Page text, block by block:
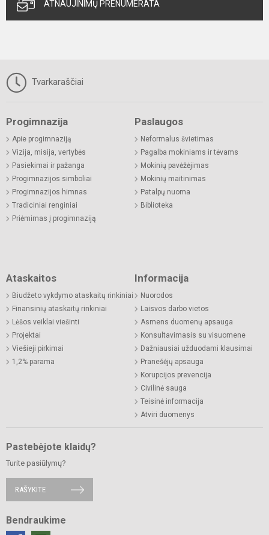
ATNAUJINIMŲ PRENUMERATA
Tvarkaraščiai
Progimnazija
Apie progimnaziją
Vizija, misija, vertybės
Pasiekimai ir pažanga
Progimnazijos simboliai
Progimnazijos himnas
Tradiciniai renginiai
Priėmimas į progimnaziją
Paslaugos
Neformalus švietimas
Pagalba mokiniams ir tėvams
Mokinių pavėžėjimas
Mokinių maitinimas
Patalpų nuoma
Biblioteka
Ataskaitos
Biudžeto vykdymo ataskaitų rinkiniai
Finansinių ataskaitų rinkiniai
Lėšos veiklai viešinti
Projektai
Viešieji pirkimai
1,2% parama
Informacija
Nuorodos
Laisvos darbo vietos
Asmens duomenų apsauga
Konsultavimasis su visuomene
Dažniausiai užduodami klausimai
Pranešėjų apsauga
Korupcijos prevencija
Civilinė sauga
Teisinė informacija
Atviri duomenys
Pastebėjote klaidų?
Turite pasiūlymų?
RAŠYKITE
Bendraukime